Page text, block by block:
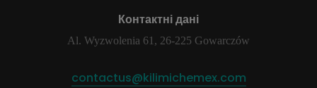
Контактні дані
Al. Wyzwolenia 61, 26-225 Gowarczów
contactus@kilimichemex.com